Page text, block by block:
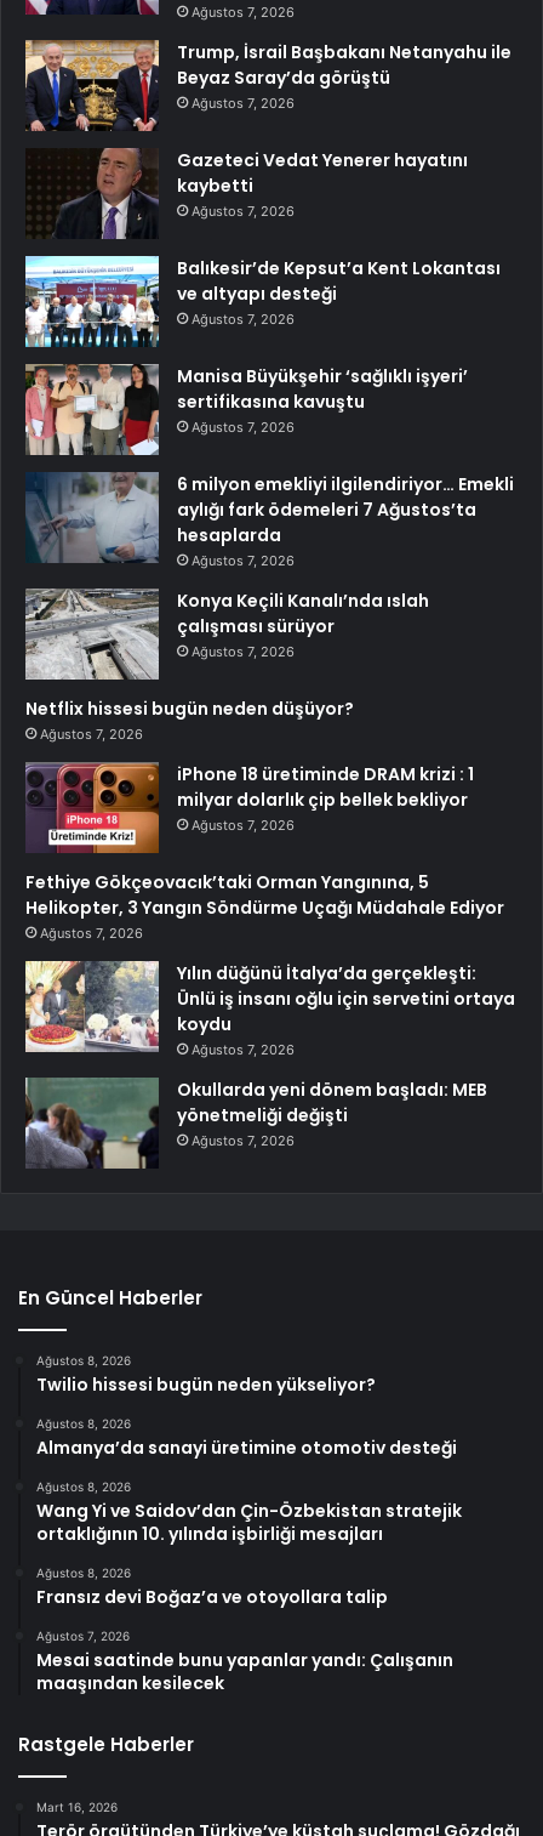
Ağustos 7, 2026
Trump, İsrail Başbakanı Netanyahu ile
Beyaz Saray’da görüştü
Ağustos 7, 2026
Gazeteci Vedat Yenerer hayatını
kaybetti
Ağustos 7, 2026
Balıkesir’de Kepsut’a Kent Lokantası
ve altyapı desteği
Ağustos 7, 2026
Manisa Büyükşehir ‘sağlıklı işyeri’
sertifikasına kavuştu
Ağustos 7, 2026
6 milyon emekliyi ilgilendiriyor… Emekli
aylığı fark ödemeleri 7 Ağustos’ta
hesaplarda
Ağustos 7, 2026
Konya Keçili Kanalı’nda ıslah
çalışması sürüyor
Ağustos 7, 2026
Netflix hissesi bugün neden düşüyor?
Ağustos 7, 2026
iPhone 18 üretiminde DRAM krizi : 1
milyar dolarlık çip bellek bekliyor
Ağustos 7, 2026
Fethiye Gökçeovacık’taki Orman Yangınına, 5
Helikopter, 3 Yangın Söndürme Uçağı Müdahale Ediyor
Ağustos 7, 2026
Yılın düğünü İtalya’da gerçekleşti:
Ünlü iş insanı oğlu için servetini ortaya
koydu
Ağustos 7, 2026
Okullarda yeni dönem başladı: MEB
yönetmeliği değişti
Ağustos 7, 2026
En Güncel Haberler
Ağustos 8, 2026
Twilio hissesi bugün neden yükseliyor?
Ağustos 8, 2026
Almanya’da sanayi üretimine otomotiv desteği
Ağustos 8, 2026
Wang Yi ve Saidov’dan Çin-Özbekistan stratejik
ortaklığının 10. yılında işbirliği mesajları
Ağustos 8, 2026
Fransız devi Boğaz’a ve otoyollara talip
Ağustos 7, 2026
Mesai saatinde bunu yapanlar yandı: Çalışanın
maaşından kesilecek
Rastgele Haberler
Mart 16, 2026
Terör örgütünden Türkiye’ye küstah suçlama! Gözdağı